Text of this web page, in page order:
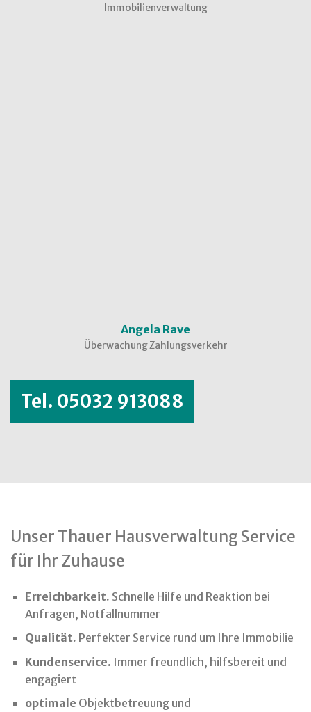
Immobilienverwaltung
Angela Rave
Überwachung Zahlungsverkehr
Tel. 05032 913088
Unser Thauer Hausverwaltung Service
für Ihr Zuhause
Erreichbarkeit. Schnelle Hilfe und Reaktion bei
Anfragen, Notfallnummer
Qualität. Perfekter Service rund um Ihre Immobilie
Kundenservice. Immer freundlich, hilfsbereit und
engagiert
optimale Objektbetreuung und